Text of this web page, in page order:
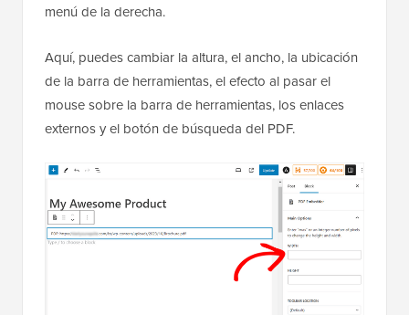
menú de la derecha.
Aquí, puedes cambiar la altura, el ancho, la ubicación
de la barra de herramientas, el efecto al pasar el
mouse sobre la barra de herramientas, los enlaces
externos y el botón de búsqueda del PDF.